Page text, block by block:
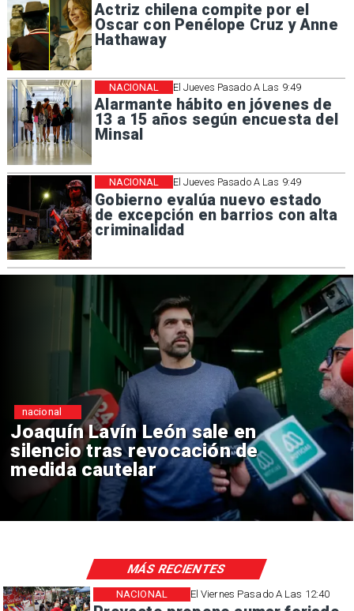
Actriz chilena compite por el
Oscar con Penélope Cruz y Anne
Hathaway
El Jueves Pasado A Las 9:49
Alarmante hábito en jóvenes de
13 a 15 años según encuesta del
Minsal
NACIONAL
El Jueves Pasado A Las 9:49
Gobierno evalúa nuevo estado
de excepción en barrios con alta
criminalidad
NACIONAL
Lavín León sale en
tras revocación de
Chile y
nacional
El Viernes Pasado A Las 12:40
NACIONAL
MÁS RECIENTES